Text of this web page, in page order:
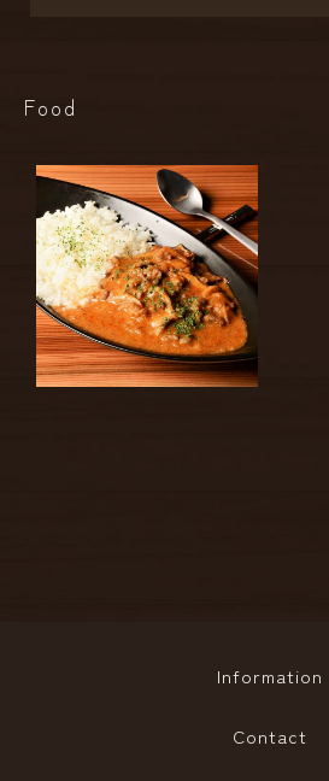
Food
Information
Contact